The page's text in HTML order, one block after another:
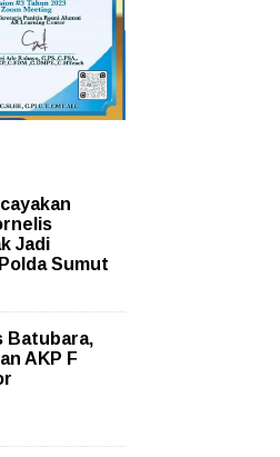
Jadi
Sumut
Batubara,
AKP F